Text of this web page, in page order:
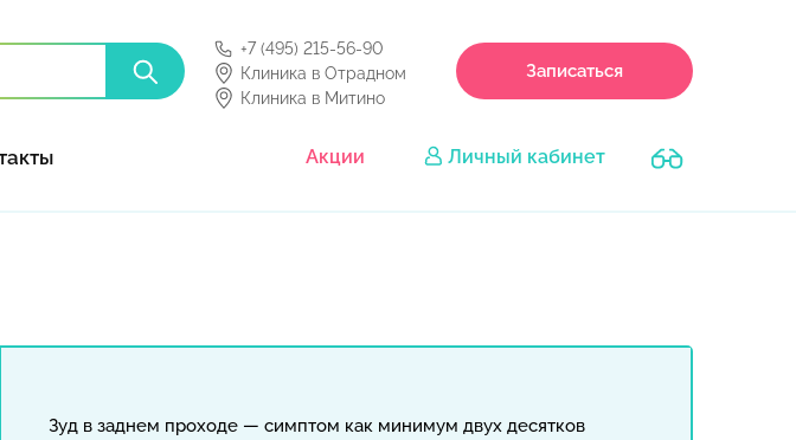
+7 (495) 215-56-90
Клиника в Отрадном
Клиника в Митино
Записаться
Акции Личный кабинет
Зуд в заднем проходе — симптом как минимум двух десятков